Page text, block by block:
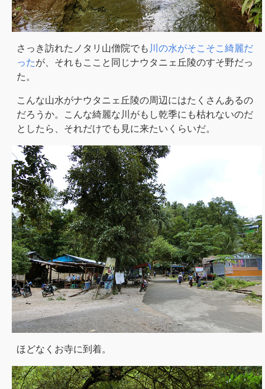
さっき訪れたノタリ山僧院でも 川の水がそこそこ綺麗だ
ったが、それもここと同じナウタニェ丘陵のすそ野だっ
た。
こんな山水がナウタニェ丘陵の周辺にはたくさんあるの
だろうか。こんな綺麗な川がもし乾季にも枯れないのだ
としたら、それだけでも見に来たいくらいだ。
ほどなくお寺に到着。